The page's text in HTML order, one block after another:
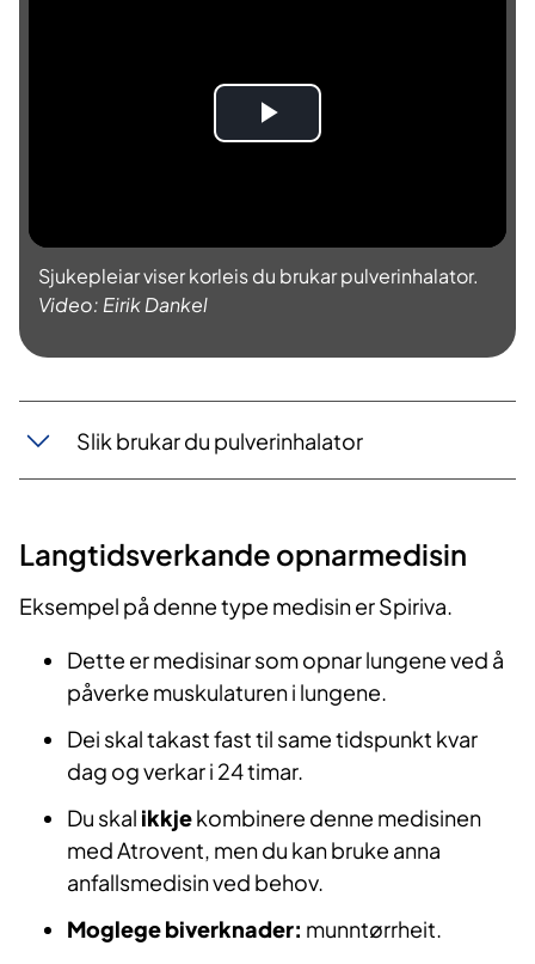
S
e
a
v
v
d
e
o
Sjukepleiar viser korleis du brukar pulverinhalator.
Video: Eirik Dankel
Slik brukar du pulverinhalator
Langtidsverkande opnarmedisin
Eksempel på denne type medisin er Spiriva.
Dette er medisinar som opnar lungene ved å
påverke muskulaturen i lungene.
Dei skal takast fast til same tidspunkt kvar
dag og verkar i 24 timar.
Du skal ikkjekombinere denne medisinen
med Atrovent, men du kan bruke anna
anfallsmedisin ved behov.
Moglege biverknader: munntørrheit.